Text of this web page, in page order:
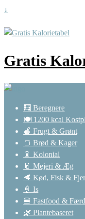
↓
Gratis
🧮 Beregnere
🍽️ 1200 kcal
🍎 Frugt & Grønt
🍞 Brød & Kager
🥫 Kolonial
🥛 Mejeri & Æg
🥩 Kød, Fisk &
🍦 Is
🍔 Fastfood &
🌿 Plantebaseret